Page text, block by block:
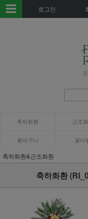
로그인
축하화환 근조
꽃바구니 꽃다
축하화환&근조화환
축하화환